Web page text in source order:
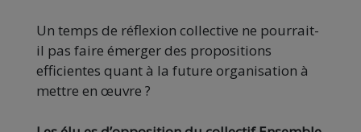
Un temps de réflexion collective ne pourrait-
il pas faire émerger des propositions
efficientes quant à la future organisation à
mettre en œuvre ?